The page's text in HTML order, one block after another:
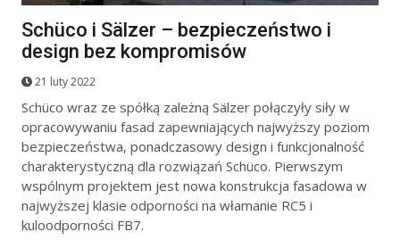
Schüco i Sälzer – bezpieczeństwo i
design bez kompromisów
21 luty 2022
Schüco wraz ze spółką zależną Sälzer połączyły siły w
opracowywaniu fasad zapewniających najwyższy poziom
bezpieczeństwa, ponadczasowy design i funkcjonalność
charakterystyczną dla rozwiązań Schüco. Pierwszym
wspólnym projektem jest nowa konstrukcja fasadowa w
najwyższej klasie odporności na włamanie RC5 i
kuloodporności FB7.